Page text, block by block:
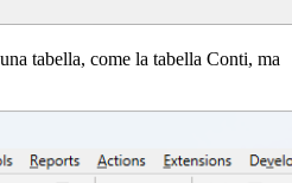
tabella, come la tabella Conti, ma